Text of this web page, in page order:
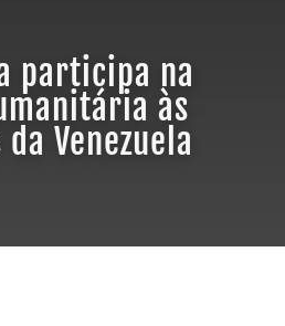
participa na
às
Venezuela